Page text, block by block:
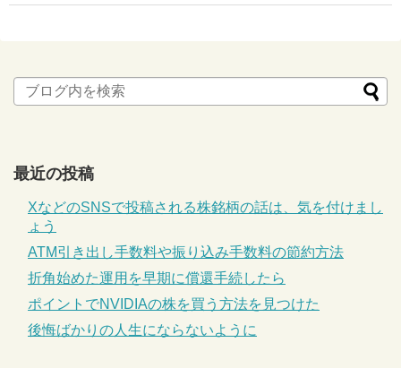
最近の投稿
XなどのSNSで投稿される株銘柄の話は、気を付けまし
ょう
ATM引き出し手数料や振り込み手数料の節約方法
折角始めた運用を早期に償還手続したら
ポイントでNVIDIAの株を買う方法を見つけた
後悔ばかりの人生にならないように